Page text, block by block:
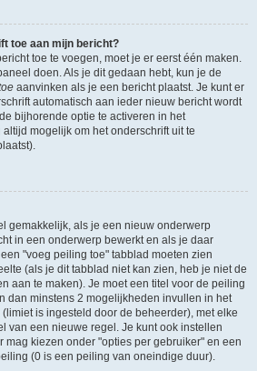
toe aan mijn bericht?
toe te voegen, moet je er eerst één maken.
doen. Als je dit gedaan hebt, kun je de
aanvinken als je een bericht plaatst. Je kunt er
automatisch aan ieder nieuw bericht wordt
bijhorende optie te activeren in het
mogelijk om het onderschrift uit te
gemakkelijk, als je een nieuw onderwerp
in een onderwerp bewerkt en als je daar
"voeg peiling toe" tabblad moeten zien
(als je dit tabblad niet kan zien, heb je niet de
aan te maken). Je moet een titel voor de peiling
dan minstens 2 mogelijkheden invullen in het
is ingesteld door de beheerder), met elke
van een nieuwe regel. Je kunt ook instellen
mag kiezen onder "opties per gebruiker" en een
(0 is een peiling van oneindige duur).